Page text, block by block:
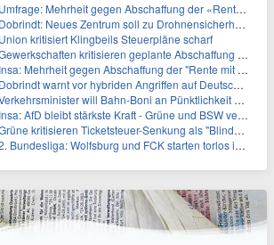
Umfrage: Mehrheit gegen Abschaffung der «Rente mit 63»
Dobrindt: Neues Zentrum soll zu Drohnensicherheit forschen
Union kritisiert Klingbeils Steuerpläne scharf
kritisieren geplante Abschaffung der "Rente mit 63"
Insa: Mehrheit gegen Abschaffung der "Rente mit 63"
Dobrindt warnt vor hybriden Angriffen auf Deutschland
will Bahn-Boni an Pünktlichkeit koppeln
Insa: AfD bleibt stärkste Kraft - Grüne und BSW verlieren
kritisieren Ticketsteuer-Senkung als "Blindflug"
Bundesliga: Wolfsburg und FCK starten torlos in die Saison